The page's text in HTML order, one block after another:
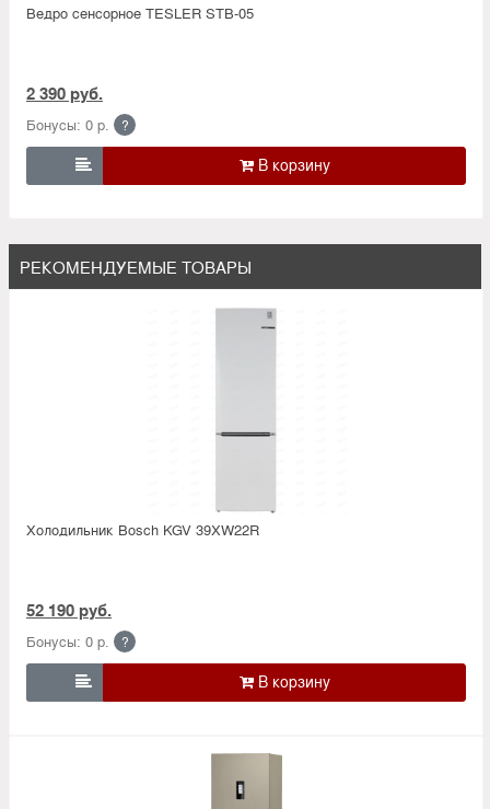
Ведро сенсорное TESLER STB-05
2 390 руб.
Бонусы: 0 р. ?

РЕКОМЕНДУЕМЫЕ ТОВАРЫ
Холодильник Bosсh KGV 39XW22R
52 190 руб.
Бонусы: 0 р. ?
